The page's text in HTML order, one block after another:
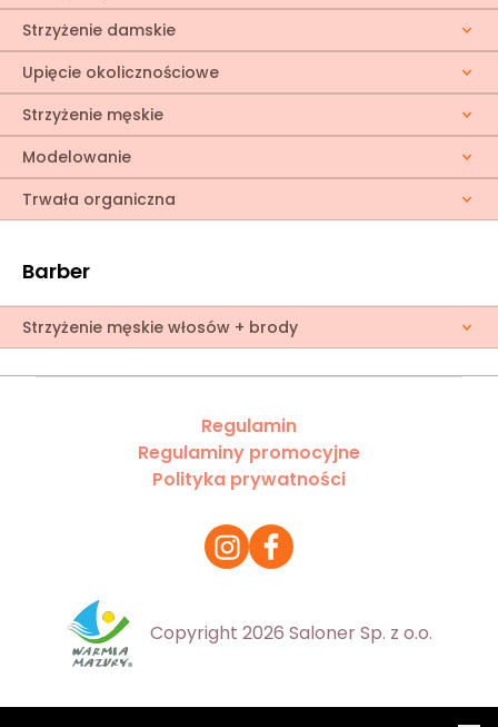
Strzyżenie damskie
Upięcie okolicznościowe
Strzyżenie męskie
Modelowanie
Trwała organiczna
Barber
Strzyżenie męskie włosów + brody
Regulamin
Regulaminy promocyjne
Polityka prywatności
Copyright 2026 Saloner Sp. z o.o.